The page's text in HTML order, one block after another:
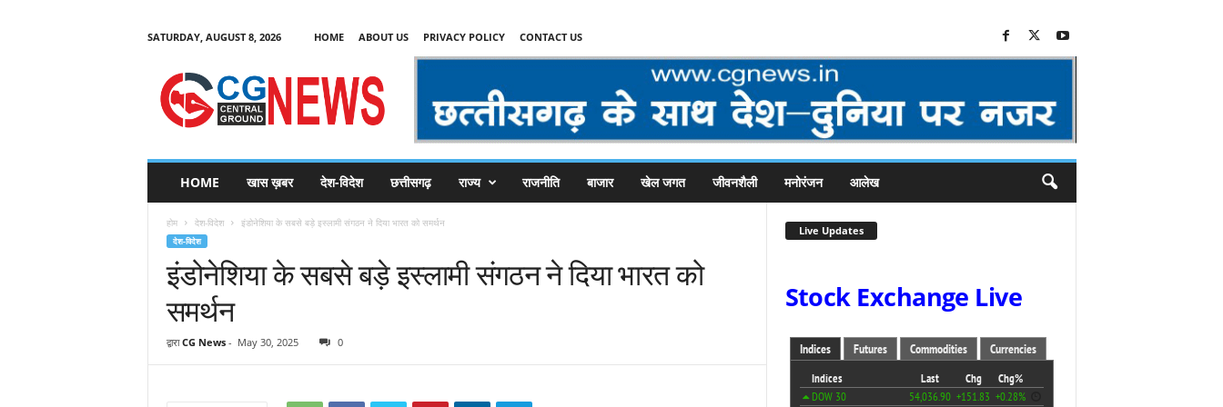
SATURDAY, AUGUST 8, 2026 HOME ABOUT US PRIVACY POLICY CONTACT US
C
HOME खास ख़बर देश-विदेश छत्तीसगढ़ राज्य राजनीति बाजार खेल जगत जीवनशैली मनोरंजन आलेख
होम देश-विदेश इंडोनेशिया के सबसे बड़े इस्लामी संगठन ने दिया भारत को समर्थन
देश-विदेश
इंडोनेशिया के सबसे बड़े इस्लामी संगठन ने दिया भारत को
समर्थन
द्वारा CG News- May 30, 2025 0
Live Updates
Stock Exchange Live